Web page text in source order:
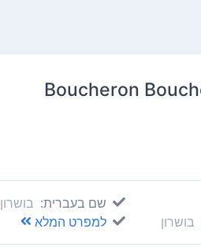
בושרון
שם בעברית: בושרון
למפרט המלא